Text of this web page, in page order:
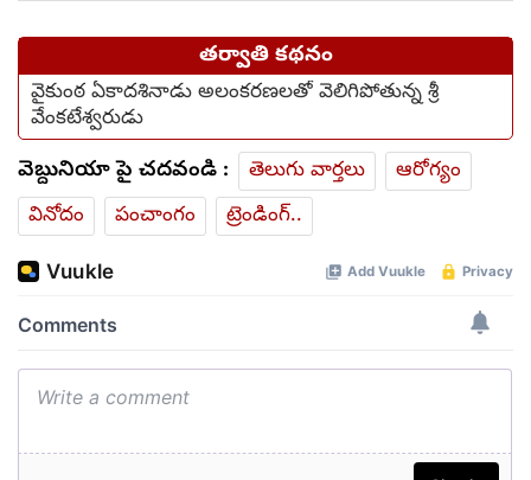
తర్వాతి కథనం
వైకుంఠ ఏకాదశినాడు అలంకరణలతో వెలిగిపోతున్న శ్రీ
వేంకటేశ్వరుడు
వెబ్దునియా పై చదవండి : తెలుగు వార్తలు
ఆరోగ్యం
వినోదం
పంచాంగం ట్రెండింగ్..